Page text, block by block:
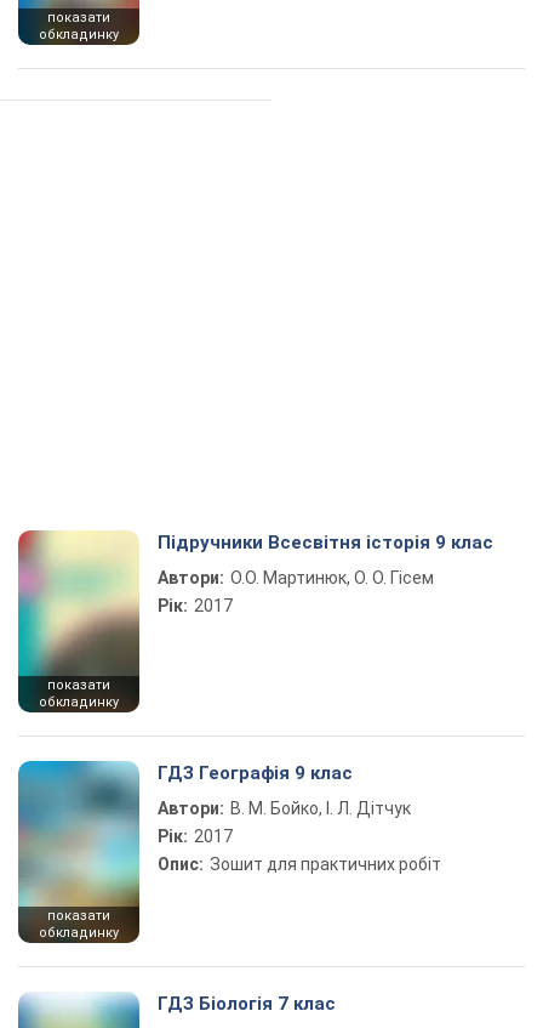
показати
обкладинку
показати
обкладинку
Підручники Всесвітня історія 9 клас
Автори: О.О. Мартинюк, О. О. Гісем
Рік: 2017
показати
обкладинку
ГДЗ Географія 9 клас
Автори: В. М. Бойко, І. Л. Дітчук
Рік: 2017
Опис: Зошит для практичних робіт
ГДЗ Біологія 7 клас